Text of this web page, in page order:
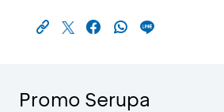
Promo Serupa